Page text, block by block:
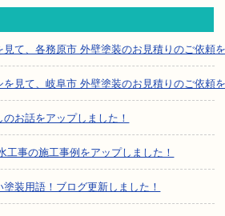
見て、各務原市 外壁塗装のお見積りのご依頼
を見て、岐阜市 外壁塗装のお見積りのご依頼
お話をアップしました！
工事の施工事例をアップしました！
装用語！ブログ更新しました！